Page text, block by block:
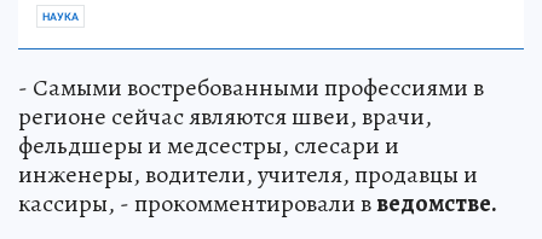
НАУКА
- Самыми востребованными профессиями в
регионе сейчас являются швеи, врачи,
фельдшеры и медсестры, слесари и
инженеры, водители, учителя, продавцы и
кассиры, - прокомментировали введомстве.